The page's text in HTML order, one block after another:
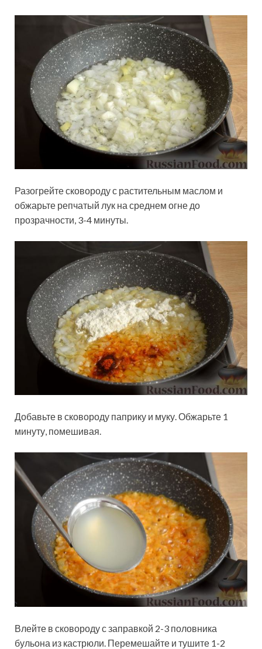
Разогрейте сковороду с растительным маслом и
обжарьте репчатый лук на среднем огне до
прозрачности, 3-4 минуты.
Добавьте в сковороду паприку и муку. Обжарьте 1
минуту, помешивая.
Влейте в сковороду с заправкой 2-3 половника
бульона из кастрюли. Перемешайте и тушите 1-2